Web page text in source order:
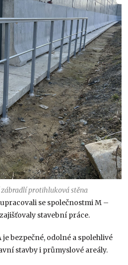
protihluková stěna
se společnostmi M –
stavební práce.
bezpečné, odolné a spolehlivé
stavby i průmyslové areály.